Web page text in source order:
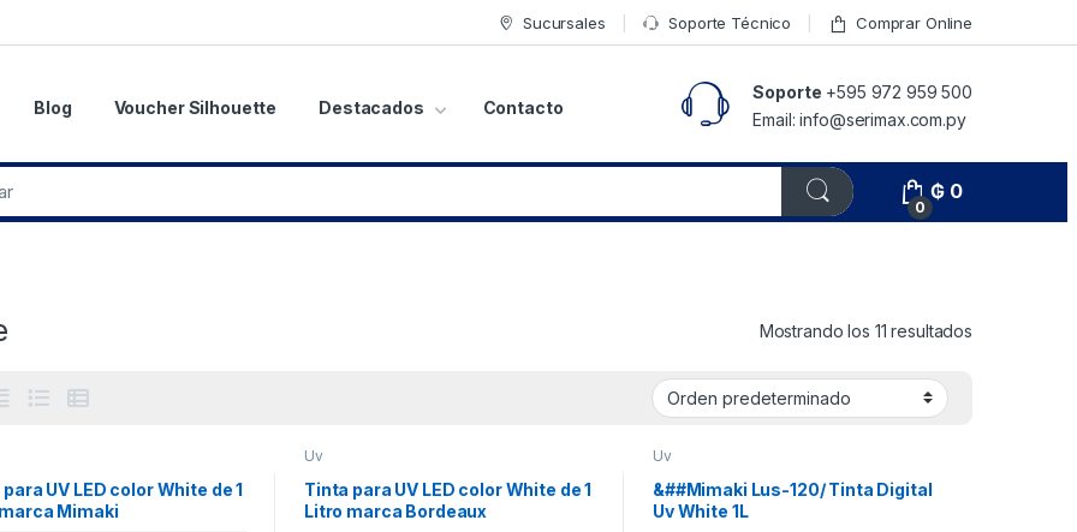
Sucursales Soporte Técnico Comprar Online
Blog Voucher Silhouette Destacados Contacto
Soporte +595 972 959 500
Email: info@serimax.com.py
0
₲ 0
Mostrando los 11 resultados
UV LED color White de 1
Mimaki
Uv
Tinta para UV LED color White de 1
Litro marca Bordeaux
Uv
&##Mimaki Lus-120/ Tinta Digital
Uv White 1L